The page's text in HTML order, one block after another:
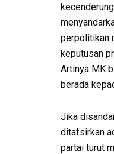
perpolitikan
keputusan
Artinya MK
berada
Jika
ditafsirkan
partai turut